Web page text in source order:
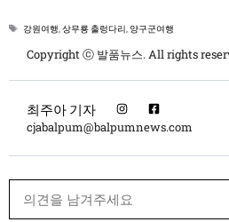
태
강원여행,상무룡 출렁다리, 양구군여행
Copyright ⓒ 발품뉴스. All rights
최주아 기자
cjabalpum@balpumnews.com